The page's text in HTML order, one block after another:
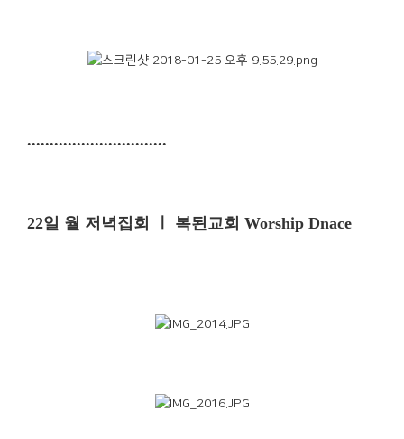
...............................
22일 월 저녁집회 ㅣ 복된교회 Worship Dnace